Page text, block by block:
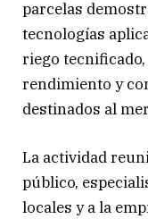
parcelas
tecnologías
riego
rendimiento y
destinados al
La actividad
público,
locales y a la